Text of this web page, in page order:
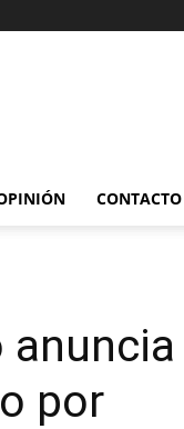
CONTACTO
anuncia
por